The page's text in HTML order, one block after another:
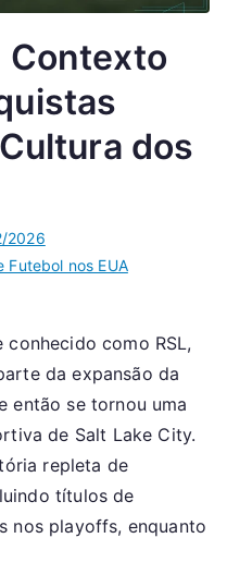
Contexto
dos
2026
Futebol nos EUA
conhecido como RSL,
da expansão da
então se tornou uma
de Salt Lake City.
repleta de
títulos de
nos playoffs, enquanto